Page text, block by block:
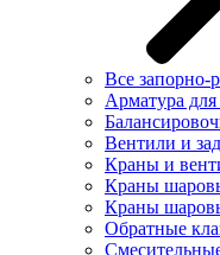
Все запорно-
Арматура для
Вентили и
Краны и
Краны
Краны
Обратные